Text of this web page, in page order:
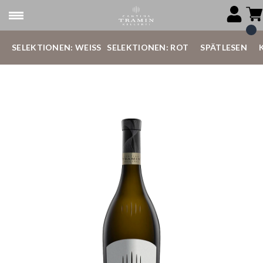
SELEKTIONEN: WEISS SELEKTIONEN: ROT SPÄTLESEN